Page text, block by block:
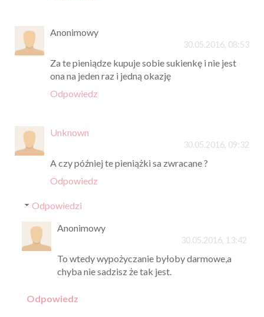
Anonimowy
30.05.2016, 08:53
Za te pieniądze kupuje sobie sukienkę i nie jest
ona na jeden raz i jedną okazję
Odpowiedz
Unknown
30.05.2016, 09:32
A czy później te pieniążki sa zwracane ?
Odpowiedz
Odpowiedzi
Anonimowy
30.05.2016, 13:42
To wtedy wypożyczanie byłoby darmowe,a
chyba nie sadzisz że tak jest.
Odpowiedz